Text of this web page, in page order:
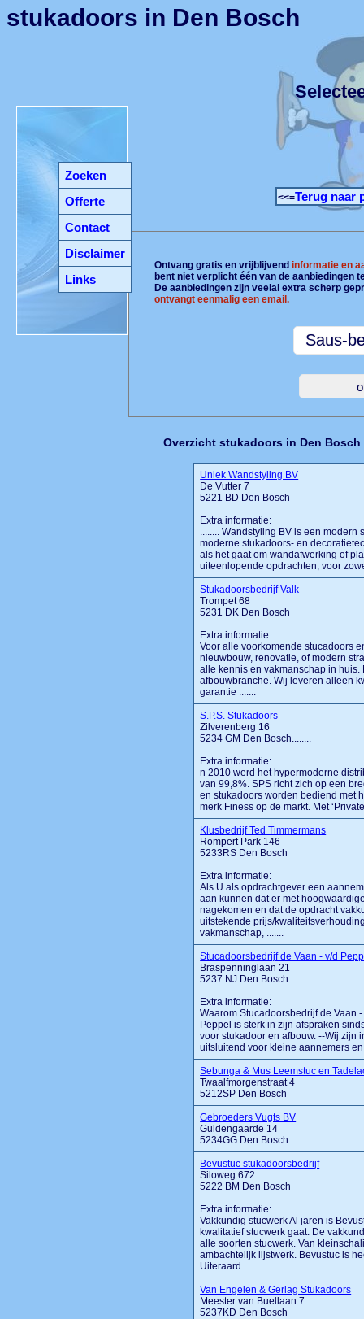
Zoeken
Offerte
Contact
Disclaimer
Links
stukadoors in Den Bosch
<<=Terug naar
Ontvang gratis en vrijblijvendinformatie en
bent niet verplicht één van de aanbiedingen
De aanbiedingen zijn veelal extra scherp
ontvangt eenmalig een email.
Overzicht stukadoors in Den Bosch
Uniek Wandstyling BV
De Vutter 7
5221 BD Den Bosch
Extra informatie:
........ Wandstyling BV is een
moderne stukadoors- en
als het gaat om wandafwerking of
uiteenlopende opdrachten, voor
Stukadoorsbedrijf Valk
Trompet 68
5231 DK Den Bosch
Extra informatie:
Voor alle voorkomende stucadoors
nieuwbouw, renovatie, of modern
alle kennis en vakmanschap in
afbouwbranche. Wij leveren alleen
garantie .......
S.P.S. Stukadoors
Zilverenberg 16
5234 GM Den Bosch........
Extra informatie:
n 2010 werd het hypermoderne
van 99,8%. SPS richt zich op een
en stukadoors worden bediend met
merk Finess op de markt. Met
Klusbedrijf Ted Timmermans
Rompert Park 146
5233RS Den Bosch
Extra informatie:
Als U als opdrachtgever een
aan kunnen dat er met
nagekomen en dat de opdracht
uitstekende prijs/
vakmanschap, .......
Stucadoorsbedrijf de Vaan - v/d
Braspenninglaan 21
5237 NJ Den Bosch
Extra informatie:
Waarom Stucadoorsbedrijf de Vaan
Peppel is sterk in zijn afspraken
voor stukadoor en afbouw. --Wij zijn
uitsluitend voor kleine aannemers
Sebunga & Mus Leemstuc en
Twaalfmorgenstraat 4
5212SP Den Bosch
Gebroeders Vugts BV
Guldengaarde 14
5234GG Den Bosch
Bevustuc stukadoorsbedrijf
Siloweg 672
5222 BM Den Bosch
Extra informatie:
Vakkundig stucwerk Al jaren is
kwalitatief stucwerk gaat. De
alle soorten stucwerk. Van
ambachtelijk lijstwerk. Bevustuc is
Uiteraard .......
Van Engelen & Gerlag Stukadoors
Meester van Buellaan 7
5237KD Den Bosch